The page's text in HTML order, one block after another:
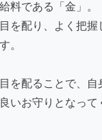
料である「金」。
を配り、よく把
。
を配ることで、
いお守りとなって